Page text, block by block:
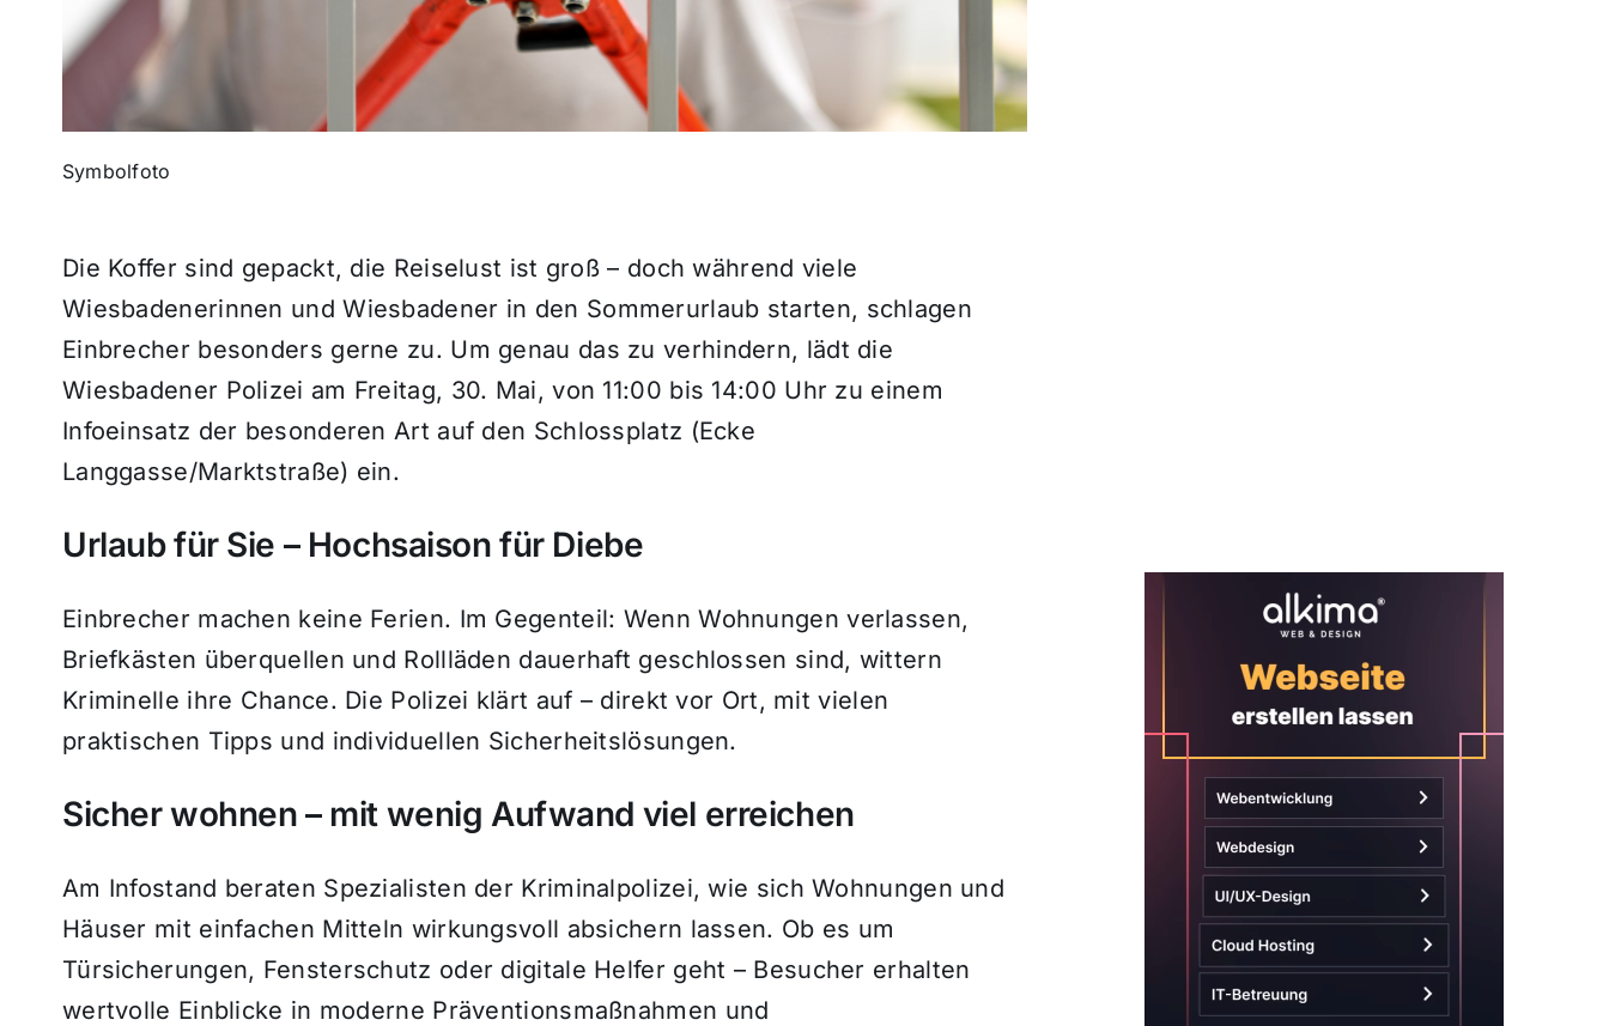
Symbolfoto
Die Koffer sind gepackt, die Reiselust ist groß – doch während viele
Wiesbadenerinnen und Wiesbadener in den Sommerurlaub starten, schlagen
Einbrecher besonders gerne zu. Um genau das zu verhindern, lädt die
Wiesbadener Polizei am Freitag, 30. Mai, von 11:00 bis 14:00 Uhr zu einem
Infoeinsatz der besonderen Art auf den Schlossplatz (Ecke
Langgasse/Marktstraße) ein.
Urlaub für Sie – Hochsaison für Diebe
Einbrecher machen keine Ferien. Im Gegenteil: Wenn Wohnungen verlassen,
Briefkästen überquellen und Rollläden dauerhaft geschlossen sind, wittern
Kriminelle ihre Chance. Die Polizei klärt auf – direkt vor Ort, mit vielen
praktischen Tipps und individuellen Sicherheitslösungen.
Sicher wohnen – mit wenig Aufwand viel erreichen
Am Infostand beraten Spezialisten der Kriminalpolizei, wie sich Wohnungen und
Häuser mit einfachen Mitteln wirkungsvoll absichern lassen. Ob es um
Türsicherungen, Fensterschutz oder digitale Helfer geht – Besucher erhalten
wertvolle Einblicke in moderne Präventionsmaßnahmen und